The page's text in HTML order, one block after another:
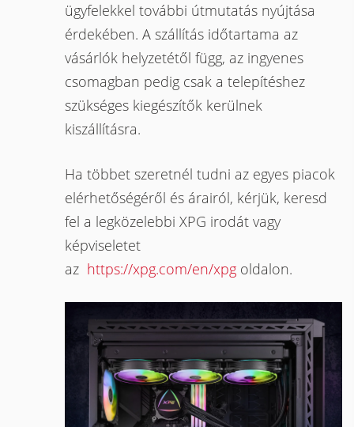
ügyfelekkel további útmutatás nyújtása
érdekében. A szállítás időtartama az
vásárlók helyzetétől függ, az ingyenes
csomagban pedig csak a telepítéshez
szükséges kiegészítők kerülnek
kiszállításra.
Ha többet szeretnél tudni az egyes piacok
elérhetőségéről és árairól, kérjük, keresd
fel a legközelebbi XPG irodát vagy
képviseletet
az https://xpg.com/en/xpg oldalon.